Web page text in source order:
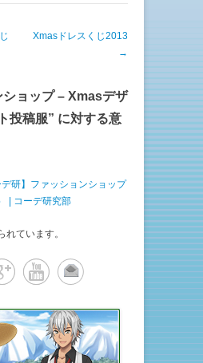
Xmasドレスくじ2013
→
ショップ – Xmasデザ
投稿服” に対する意
デ研】ファッションショップ
| コーデ研究部
れています。